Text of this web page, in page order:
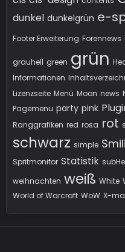
dunkel dunkelgrün e-
Footer Erweiterung Forennews
grauhell green grün
Informationen
Lizenzseite Menü Moon news
Pagemenu party pink
Ranggrafiken red rosa rot
schwarz simple
Spritmonitor Statistik
weihnachten weiß White
World of Warcraft WoW X-